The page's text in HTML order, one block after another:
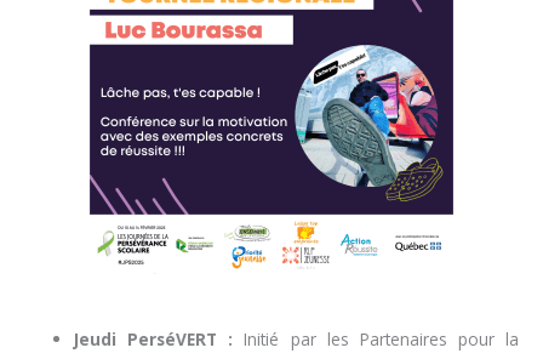
Jeudi PerséVERT : Initié par les Partenaires pour la